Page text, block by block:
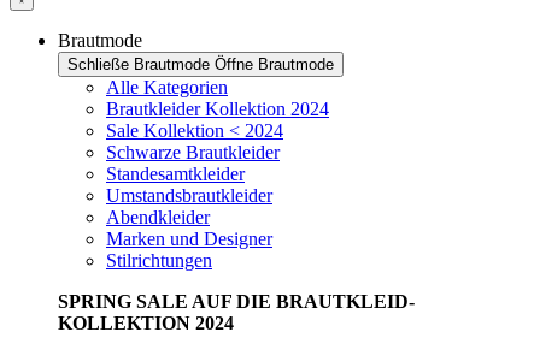
Brautmode
Schließe Brautmode Öffne Brautmode
Alle Kategorien
Brautkleider Kollektion 2024
Sale Kollektion < 2024
Schwarze Brautkleider
Standesamtkleider
Umstandsbrautkleider
Abendkleider
Marken und Designer
Stilrichtungen
SPRING SALE AUF DIE BRAUTKLEID-
KOLLEKTION 2024